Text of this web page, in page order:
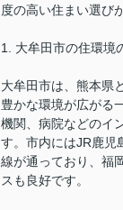
度の高い住まい選び
1. 大牟田市の住環境
大牟田市は、熊本県
豊かな環境が広がる
機関、病院などのイ
す。市内にはJR鹿児
線が通っており、福
スも良好です。